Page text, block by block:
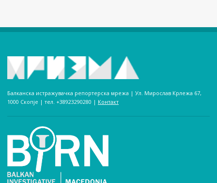
Балканска истражувачка репортерска мрежа | Ул. Мирослав Крлежа 67,
1000 Скопје | тел. +38923290280­ | Контакт